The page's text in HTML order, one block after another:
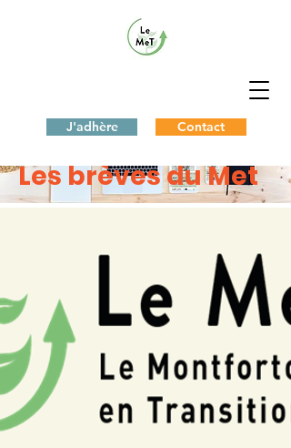
J'adhère Contact
Les brèves du Met